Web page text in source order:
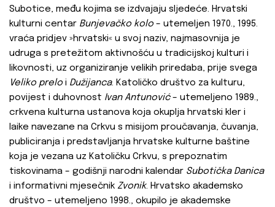
Subotice, među kojima se izdvajaju sljedeće. Hrvatski
kulturni centar Bunjevačko kolo – utemeljen 1970., 1995.
vraća pridjev »hrvatski« u svoj naziv, najmasovnija je
udruga s pretežitom aktivnošću u tradicijskoj kulturi i
likovnosti, uz organiziranje velikih priredaba, prije svega
Veliko prelo i Dužijanca. Katoličko društvo za kulturu,
povijest i duhovnost Ivan Antunović– utemeljeno 1989.,
crkvena kulturna ustanova koja okuplja hrvatski kler i
laike navezane na Crkvu s misijom proučavanja, čuvanja,
publiciranja i predstavljanja hrvatske kulturne baštine
koja je vezana uz Katoličku Crkvu, s prepoznatim
tiskovinama – godišnji narodni kalendar Subotička Danica
i informativni mjesečnik Zvonik. Hrvatsko akademsko
društvo – utemeljeno 1998., okupilo je akademske